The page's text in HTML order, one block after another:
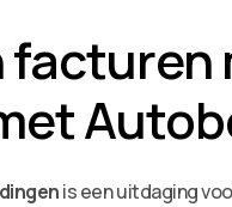
is een uitdaging